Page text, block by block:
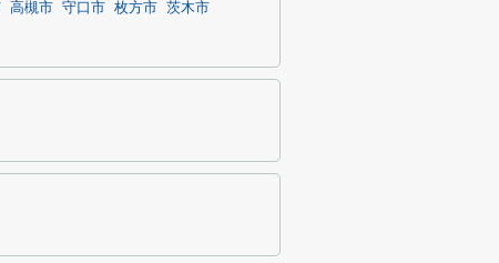
高槻市 守口市 枚方市 茨木市